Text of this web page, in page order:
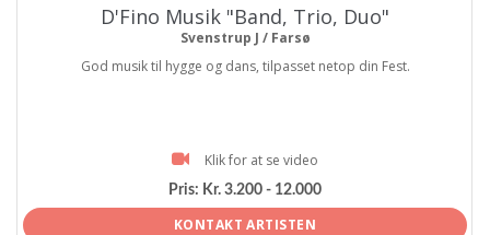
D'Fino Musik "Band, Trio, Duo"
Svenstrup J / Farsø
God musik til hygge og dans, tilpasset netop din Fest.
Klik for at se video
Pris: Kr. 3.200 - 12.000
KONTAKT ARTISTEN